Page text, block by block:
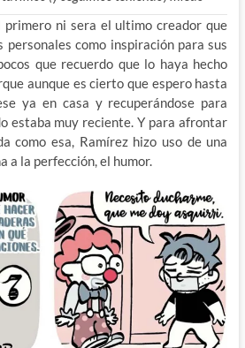
primero ni sera el ultimo creador que
personales como inspiración para sus
que recuerdo que lo haya hecho
aunque es cierto que espero hasta
ya en casa y recuperándose para
estaba muy reciente. Y para afrontar
como esa, Ramírez hizo uso de una
a la perfección, el humor.